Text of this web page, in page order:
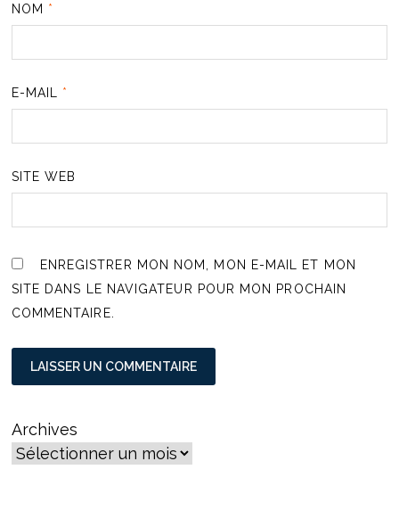
NOM *
E-MAIL *
SITE WEB
ENREGISTRER MON NOM, MON E-MAIL ET MON
SITE DANS LE NAVIGATEUR POUR MON PROCHAIN
COMMENTAIRE.
Archives